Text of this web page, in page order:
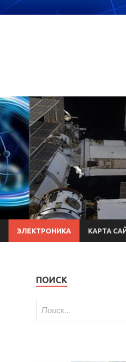
ЭЛЕКТРОНИКА КАРТА
ПОИСК